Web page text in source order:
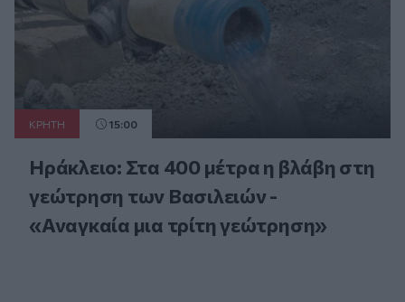
ΚΡΗΤΗ 15:00
Ηράκλειο: Στα 400 μέτρα η βλάβη στη
γεώτρηση των Βασιλειών -
«Αναγκαία μια τρίτη γεώτρηση»